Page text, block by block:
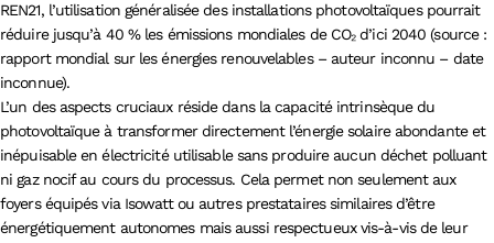
REN21, l’utilisation généralisée des installations photovoltaïques pourrait
réduire jusqu’à 40 % les émissions mondiales de CO₂ d’ici 2040 (source :
rapport mondial sur les énergies renouvelables – auteur inconnu – date
inconnue).
L’un des aspects cruciaux réside dans la capacité intrinsèque du
photovoltaïque à transformer directement l’énergie solaire abondante et
inépuisable en électricité utilisable sans produire aucun déchet polluant
ni gaz nocif au cours du processus. Cela permet non seulement aux
foyers équipés via Isowatt ou autres prestataires similaires d’être
énergétiquement autonomes mais aussi respectueux vis-à-vis de leur